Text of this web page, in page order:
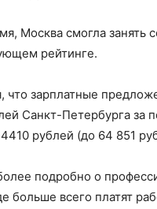
Москва смогла занять
рейтинге.
что зарплатные
Санкт-Петербурга за
рублей (до 64 851
подробно о
больше всего платят